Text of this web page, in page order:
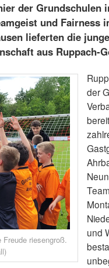
der Grundschulen
und Fairness
lieferten die
aus Ruppach-
riesengroß.
der
und